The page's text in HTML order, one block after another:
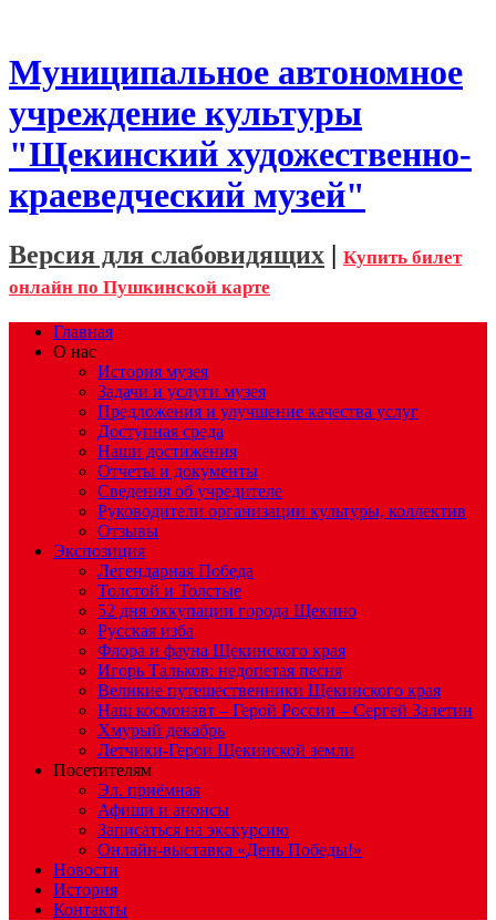
Муниципальное автономное
учреждение культуры
"Щекинский художественно-
краеведческий музей"
Версия для слабовидящих | Купить билет
онлайн по Пушкинской карте
Главная
О нас
История музея
Задачи и услуги музея
Предложения и улучшение качества услуг
Доступная среда
Наши достижения
Отчеты и документы
Сведения об учредителе
Руководители организации культуры, коллектив
Отзывы
Экспозиция
Легендарная Победа
Толстой и Толстые
52 дня оккупации города Щекино
Русская изба
Флора и фауна Щекинского края
Игорь Тальков: недопетая песня
Великие путешественники Щекинского края
Наш космонавт – Герой России – Сергей Залетин
Хмурый декабрь
Летчики-Герои Щекинской земли
Посетителям
Эл. приёмная
Афиши и анонсы
Записаться на экскурсию
Онлайн-выставка «День Победы!»
Новости
История
Контакты